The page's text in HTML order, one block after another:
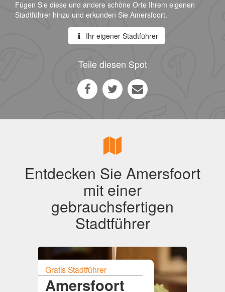
Fügen Sie diese und andere schöne Orte Ihrem eigenen
Stadtführer hinzu und erkunden Sie Amersfoort.
Ihr eigener Stadtführer
Teile diesen Spot
Entdecken Sie Amersfoort
mit einer
gebrauchsfertigen
Stadtführer
Gratis Stadtführer
Amersfoort